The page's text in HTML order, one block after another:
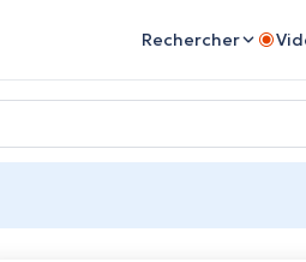
Rechercher